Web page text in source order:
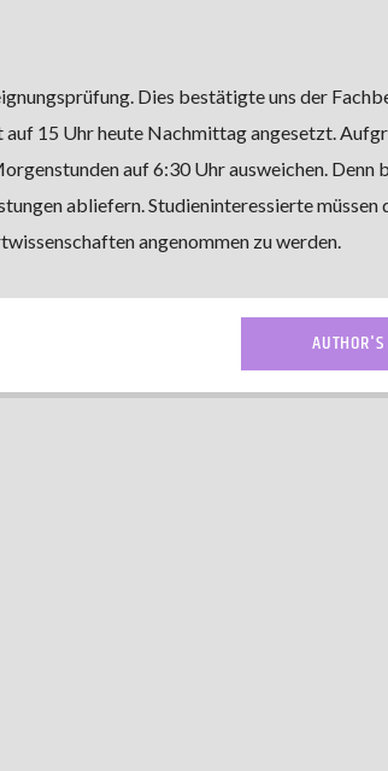
Dies bestätigte uns der
15 Uhr heute Nachmittag angesetzt.
auf 6:30 Uhr ausweichen. Denn
abliefern. Studieninteressierte müssen
angenommen zu werden.